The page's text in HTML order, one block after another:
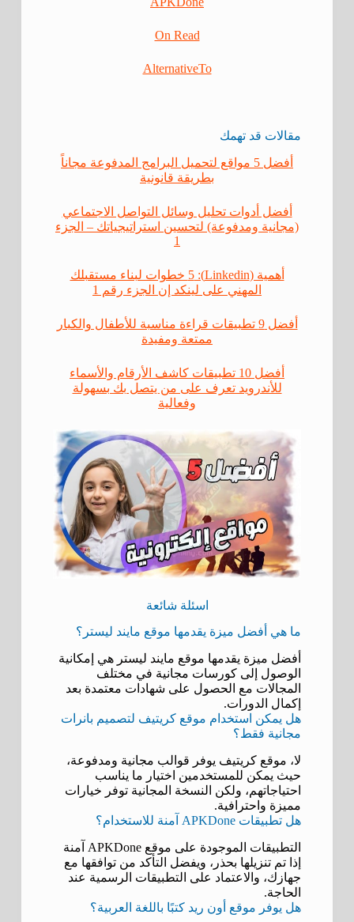
On Read
AlternativeTo
مقالات قد تهمك
أفضل 5 مواقع لتحميل البرامج المدفوعة مجاناً
بطريقة قانونية
أفضل أدوات تحليل وسائل التواصل الاجتماعي
(مجانية ومدفوعة) لتحسين استراتيجياتك – الجزء
1
أهمية (Linkedin): 5 خطوات لبناء مستقبلك
المهني على لينكد إن الجزء رقم 1
أفضل 9 تطبيقات قراءة مناسبة للأطفال والكبار
ممتعة ومفيدة
أفضل 10 تطبيقات كاشف الأرقام والأسماء
للأندرويد تعرف على من يتصل بك بسهولة
وفعالية
اسئلة شائعة
ما هي أفضل ميزة يقدمها موقع مايند ليستر؟
أفضل ميزة يقدمها موقع مايند ليستر هي إمكانية
الوصول إلى كورسات مجانية في مختلف
المجالات مع الحصول على شهادات معتمدة بعد
إكمال الدورات.
هل يمكن استخدام موقع كريتيف لتصميم بانرات
مجانية فقط؟
لا، موقع كريتيف يوفر قوالب مجانية ومدفوعة،
حيث يمكن للمستخدمين اختيار ما يناسب
احتياجاتهم، ولكن النسخة المجانية توفر خيارات
مميزة واحترافية.
هل تطبيقات APKDone آمنة للاستخدام؟
التطبيقات الموجودة على موقع APKDone آمنة
إذا تم تنزيلها بحذر، ويفضل التأكد من توافقها مع
جهازك، والاعتماد على التطبيقات الرسمية عند
الحاجة.
هل يوفر موقع أون ريد كتبًا باللغة العربية؟